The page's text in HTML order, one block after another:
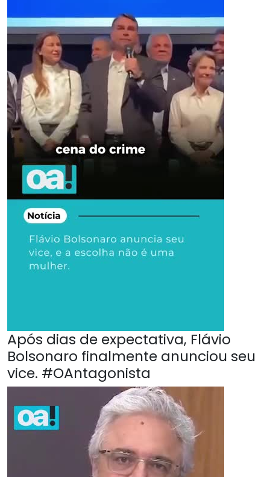
Após dias de expectativa, Flávio
Bolsonaro finalmente anunciou seu
vice. #OAntagonista